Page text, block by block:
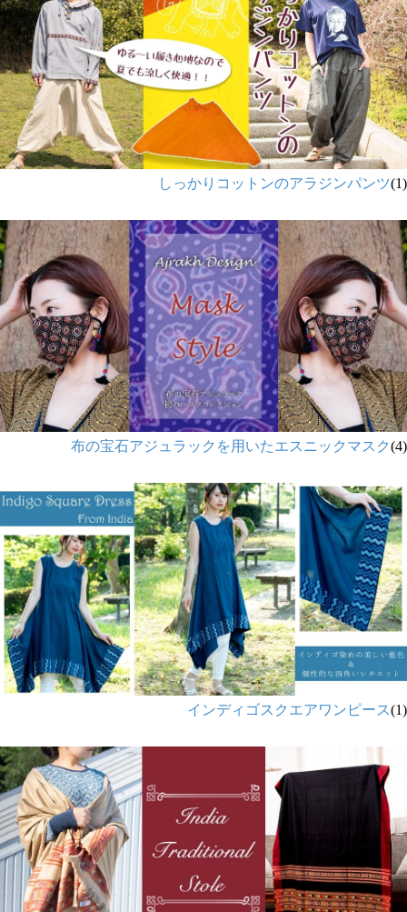
しっかりコットンのアラジンパンツ(1)
布の宝石アジュラックを用いたエスニックマスク(4)
インディゴスクエアワンピース(1)